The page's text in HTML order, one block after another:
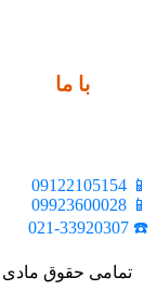
با ما
📱 09122105154
📱 09923600028
☎️ 021-33920307
تمامی حقوق